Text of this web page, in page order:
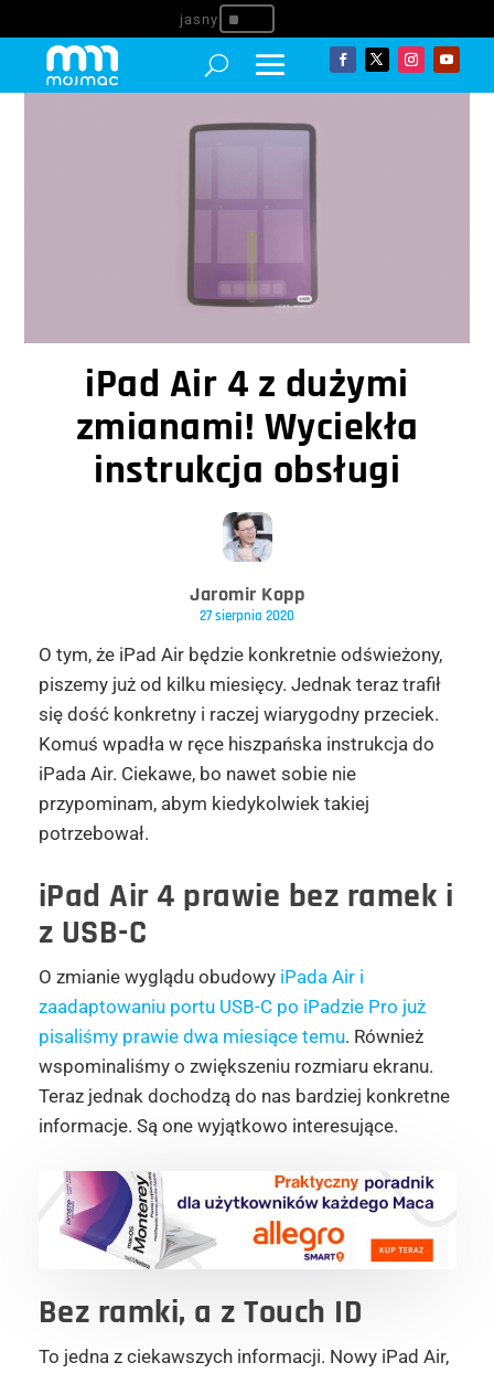
^
iPad Air 4 z dużymi
zmianami! Wyciekła
instrukcja obsługi
Jaromir Kopp
27 sierpnia 2020
O tym, że iPad Air będzie konkretnie odświeżony,
piszemy już od kilku miesięcy. Jednak teraz trafił
się dość konkretny i raczej wiarygodny przeciek.
Komuś wpadła w ręce hiszpańska instrukcja do
iPada Air. Ciekawe, bo nawet sobie nie
przypominam, abym kiedykolwiek takiej
potrzebował.
iPad Air 4 prawie bez ramek i
z USB-C
O zmianie wyglądu obudowy iPada Air i
zaadaptowaniu portu USB-C po iPadzie Pro już
pisaliśmy prawie dwa miesiące temu. Również
wspominaliśmy o zwiększeniu rozmiaru ekranu.
Teraz jednak dochodzą do nas bardziej konkretne
informacje. Są one wyjątkowo interesujące.
Bez ramki, a z Touch ID
To jedna z ciekawszych informacji. Nowy iPad Air,